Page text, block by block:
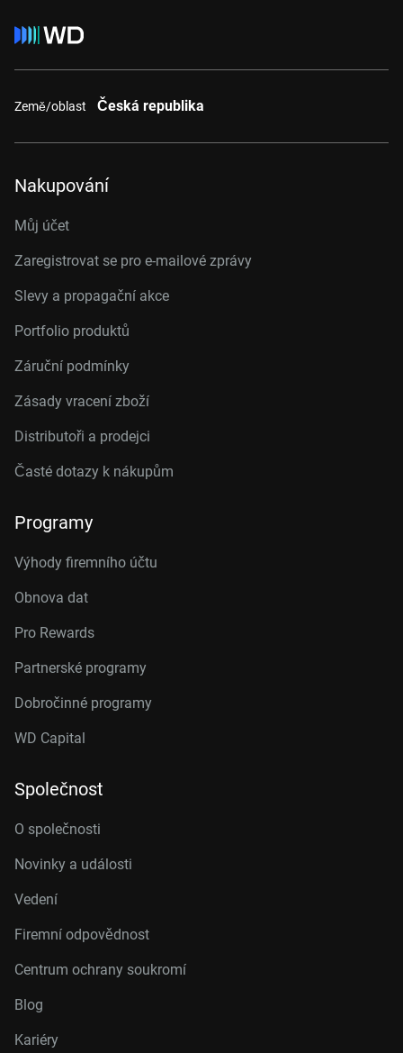
Země/oblast Česká republika
Nakupování
Můj účet
Zaregistrovat se pro e-mailové zprávy
Slevy a propagační akce
Portfolio produktů
Záruční podmínky
Zásady vracení zboží
Distributoři a prodejci
Časté dotazy k nákupům
Programy
Výhody firemního účtu
Obnova dat
Pro Rewards
Partnerské programy
Dobročinné programy
WD Capital
Společnost
O společnosti
Novinky a události
Vedení
Firemní odpovědnost
Centrum ochrany soukromí
Blog
Kariéry